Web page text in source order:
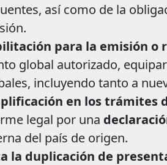
así como de la
para la emisión o
global autorizado,
incluyendo tanto a
en los trámites
legal por una
del país de origen.
la duplicación de